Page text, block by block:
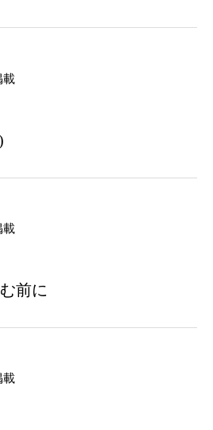
載
載
前に
載